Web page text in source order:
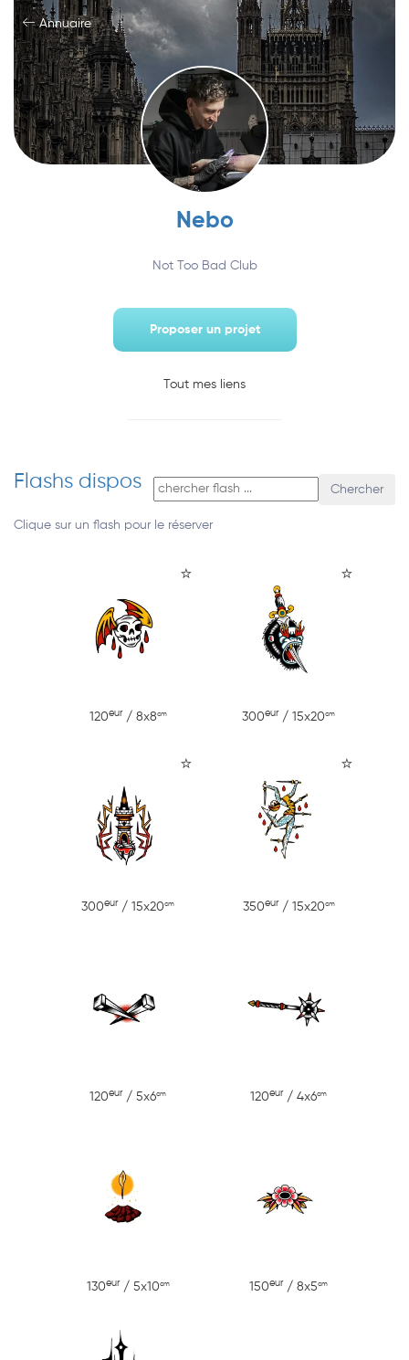
Annuaire
Nebo
Not Too Bad Club
Proposer un projet
Tout mes liens
Flashs dispos Chercher
Clique sur un flash pour le réserver
⭐
120eur / 8x8cm
⭐
300eur / 15x20cm
⭐
300eur / 15x20cm
⭐
350eur / 15x20cm
120eur / 5x6cm 120eur / 4x6cm
130eur / 5x10cm 150eur / 8x5cm